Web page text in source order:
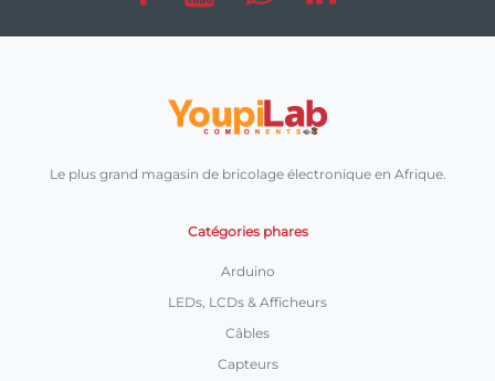
Le plus grand magasin de bricolage électronique en Afrique.
Catégories phares
Arduino
LEDs, LCDs & Afficheurs
Câbles
Capteurs